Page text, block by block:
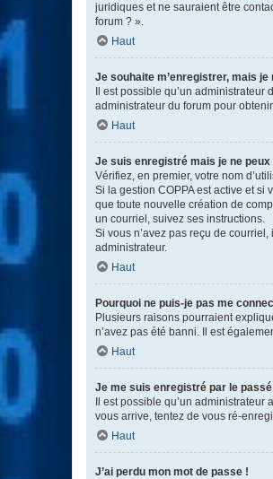
juridiques et ne sauraient être
forum ? ».
Haut
Je souhaite m’enregistrer, mais je
Il est possible qu’un
administrateur du forum pour
Haut
Je suis enregistré mais je ne
Vérifiez, en premier, votre nom
Si la gestion COPPA est active et
que toute nouvelle création de
un courriel, suivez ses instructions.
Si vous n’avez pas reçu de
administrateur.
Haut
Pourquoi ne puis-je pas me
Plusieurs raisons pourraient
n’avez pas été banni. Il est
Haut
Je me suis enregistré par le
Il est possible qu’un
vous arrive, tentez de vous ré-
Haut
J’ai perdu mon mot de passe !